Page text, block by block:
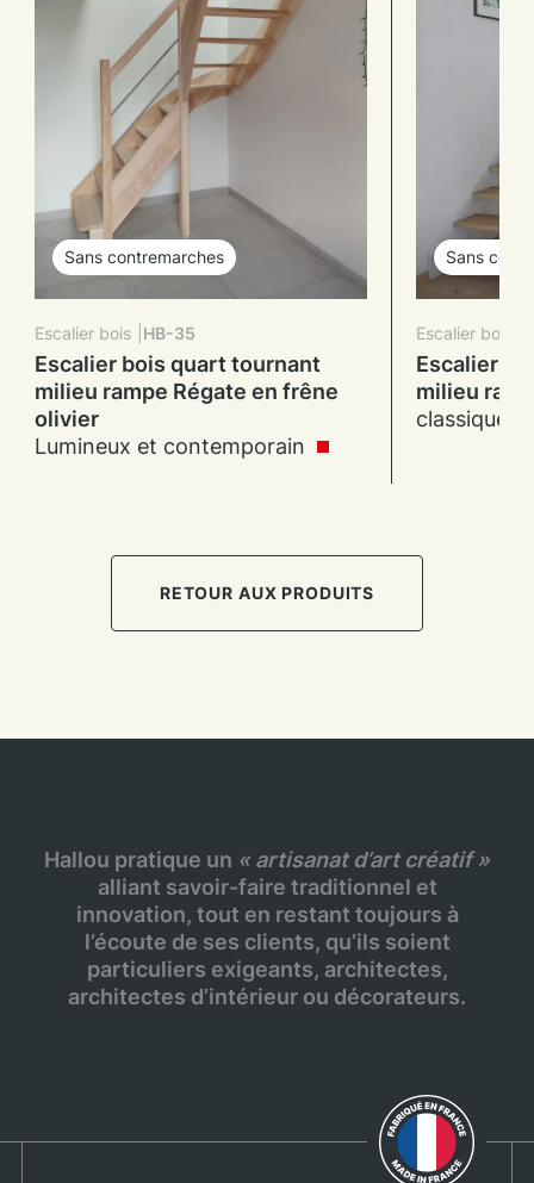
Sans contremarches
Escalier bois HB-35
Escalier bois quart tournant
milieu rampe Régate en frêne
olivier
Lumineux et contemporain
Sans
Escalier bois
Escalier
milieu
classique
RETOUR AUX PRODUITS
Hallou pratique un « artisanat d’art créatif »
alliant savoir-faire traditionnel et
innovation, tout en restant toujours à
l’écoute de ses clients, qu’ils soient
particuliers exigeants, architectes,
architectes d’intérieur ou décorateurs.